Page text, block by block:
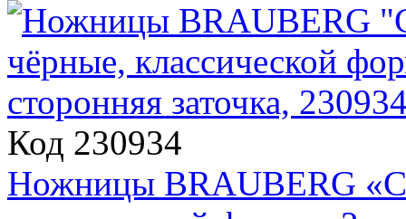
Код 230934
Ножницы BRAUBERG